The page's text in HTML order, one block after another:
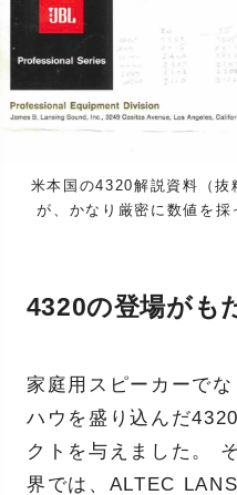
米本国の4320解説資料（
が、かなり厳密に数値を採
4320の登場がも
家庭用スピーカーで
ハウを盛り込んだ
クトを与えました。
界では、ALTEC